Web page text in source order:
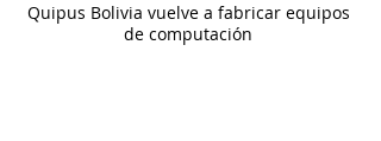
Quipus Bolivia vuelve a fabricar equipos
de computación